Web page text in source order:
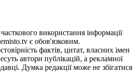
використання iнформацiї
є обов'язковим.
фактів, цитат, власних імен
автори публікацій, а рекламної
Думка редакцiї може не збiгатися